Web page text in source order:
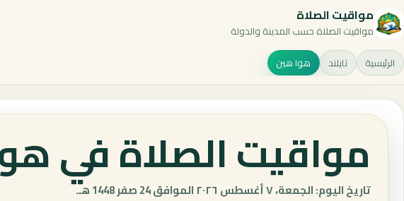
مواقيت الصلاة
مواقيت الصلاة حسب المدينة والدولة
الرئيسية تايلند هوا هين
مواقيت الصلاة في
تاريخ اليوم: الجمعة، ٧ أغسطس ٢٠٢٦ الموافق 24 صفر 1448 هـ.